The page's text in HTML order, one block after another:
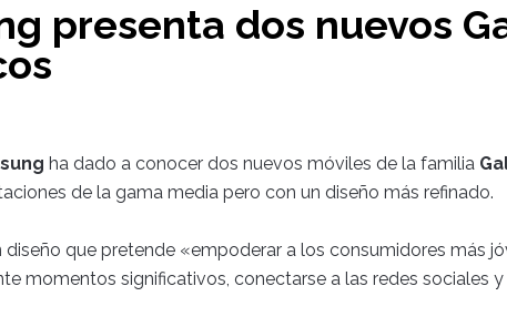
presenta dos nuevos
ha dado a conocer dos nuevos móviles de la familia
de la gama media pero con un diseño más refinado.
diseño que pretende «empoderar a los consumidores más
momentos significativos, conectarse a las redes sociales